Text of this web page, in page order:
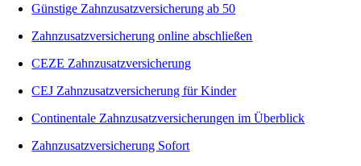
Günstige Zahnzusatzversicherung ab 50
Zahnzusatzversicherung online abschließen
CEZE Zahnzusatzversicherung
CEJ Zahnzusatzversicherung für Kinder
Continentale Zahnzusatzversicherungen im Überblick
Zahnzusatzversicherung Sofort